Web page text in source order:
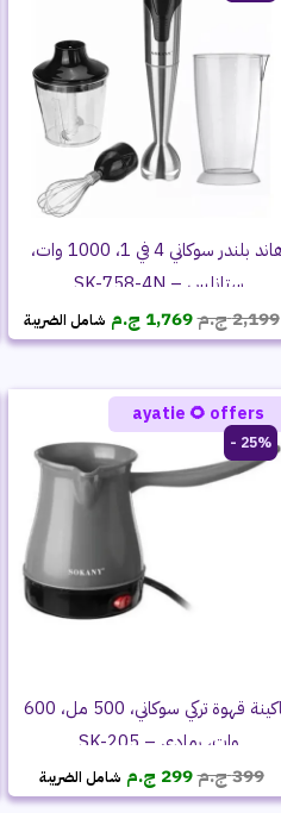
هاند بلندر سوكاني 4 في 1، 1000 وات،
ستانلس – SK-758-4N
2,199ج.مالسعر
الأصلي
2,199 ج.م.
1,769 ج.م السعر
الحالي
1,769 ج.م.
شامل الضريبة
25% -
ماكينة قهوة تركي سوكاني، 500 مل، 600
وات، رمادي – SK-205
399ج.مالسعر
الأصلي
299 ج.م السعر
الحالي
شامل الضريبة
ayatie 🌻 offers